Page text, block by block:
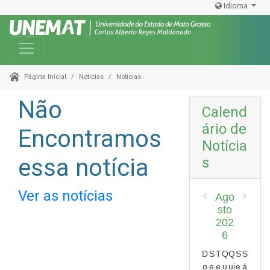
Idioma
Toggle navigation
Página Inicial Notícias Notícias
Não
Encontramos
essa notícia
Ver as notícias
Calend
ário de
Notícia
s
Ago
sto
202
6
D
o
S
e
T
e
Q
u
Q
ui
S
e
S
á